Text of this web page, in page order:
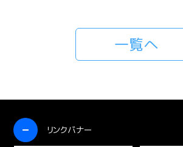
一覧へ
リンクバナー
開く